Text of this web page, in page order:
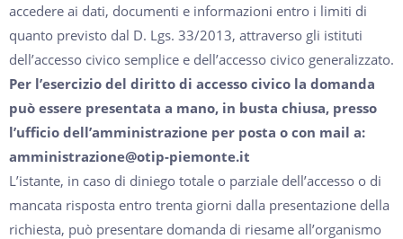
accedere ai dati, documenti e informazioni entro i limiti di
quanto previsto dal D. Lgs. 33/2013, attraverso gli istituti
dell’accesso civico semplice e dell’accesso civico generalizzato.
Per l’esercizio del diritto di accesso civico la domanda
può essere presentata a mano, in busta chiusa, presso
l’ufficio dell’amministrazione per posta o con mail a:
amministrazione@otip-piemonte.it
L’istante, in caso di diniego totale o parziale dell’accesso o di
mancata risposta entro trenta giorni dalla presentazione della
richiesta, può presentare domanda di riesame all’organismo